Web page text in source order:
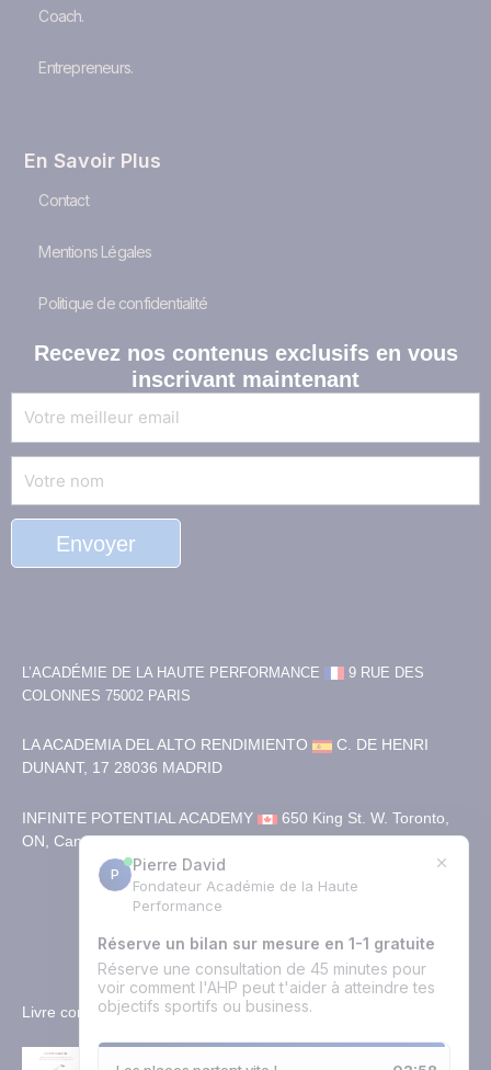
Coach.
Entrepreneurs.
En Savoir Plus
Contact
Mentions Légales
Politique de confidentialité
Recevez nos contenus exclusifsen vous
inscrivant maintenant
mail
Envoyer
L’ACADÉMIE DE LA HAUTE PERFORMANCE
9 RUE DES
COLONNES 75002 PARIS
LA ACADEMIA DEL ALTO RENDIMIENTO
C. DE HENRI
DUNANT, 17 28036 MADRID
INFINITE POTENTIAL ACADEMY
650 King St. W. Toronto,
ON, Canada. M5V 0H7
+33(0)1 89 16 30 82
Nous contacter
Livre conseillé